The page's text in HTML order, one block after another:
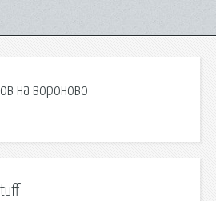
на вороново